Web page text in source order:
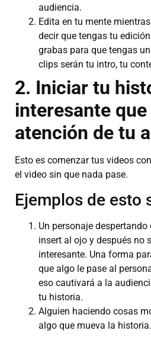
audiencia.
Edita en tu mente
decir que tengas tu
grabas para que tengas
clips serán tu intro, tu
2. Iniciar tu
interesante
atención de tu
Esto es comenzar tus videos
el video sin que nada pase.
Ejemplos de esto
Un personaje
insert al ojo y después no
interesante. Una forma
que algo le pase al
eso cautivará a la
tu historia.
Alguien haciendo cosas
algo que mueva la historia.